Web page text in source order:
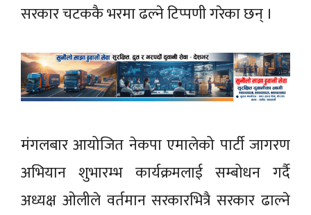
सरकार चटककै भरमा ढल्ने टिप्पणी गरेका छन् ।
मंगलबार आयोजित नेकपा एमालेको पार्टी जागरण
अभियान शुभारम्भ कार्यक्रमलाई सम्बोधन गर्दै
अध्यक्ष ओलीले वर्तमान सरकारभित्रै सरकार ढाल्ने